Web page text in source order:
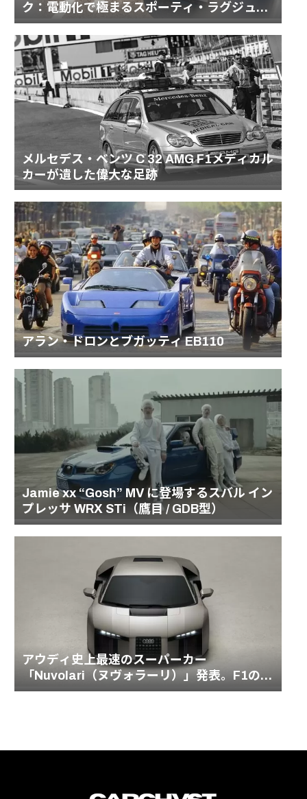
ク：電動化で極まるスポーティ・ラグジュア
リーの頂点
メルセデス・ベンツ C 32 AMG F1メディカル
カーが遺した偉大な足跡
アラン・ドロンとブガッティ EB110
Jamie xx “Gosh” MV に登場するスバル イン
プレッサ WRX STi（鷹目 / GDB型）
アウディ史上最速のスーパーカー
「Nuvolari（ヌヴォラーリ）」発表。F1の血
統を受け継ぐ1001馬力のハイブリッドモデル